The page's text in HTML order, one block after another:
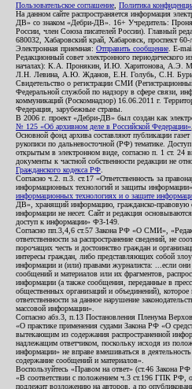
Пользовательское соглашение Политика
На данном сайте распространяется информация
ДВ» со знаком «Дебри-ДВ». 16+ Учредитель:
России, член Союза писателей России). Главный
680032, Хабаровский край, Хабаровск, проспект
Электронная приемная: Отправить сообщение . E-
Редакционный совет электронного
началах): К.А. Пронякин, И.Ю. Харитонова,
Л.Н. Левина, А.Ю. Жданов, Е.Н. Голубь, С.Н.
Свидетельство о регистрации СМИ
Федеральной службой по надзору в сфере связи,
коммуникаций (Роскомнадзор) 16.06.2011 г.
Федерация, зарубежные страны.
В 2006 г. проект «Дебри-ДВ» был создан как
№ 125 «Об архивном деле в Российской Федерации»
Основной фонд архива составляют публикации
рукописи по дальневосточной (РФ) тематике.
открытым в электронном виде, согласно п. 1 ст. 24
документы к частной собственности редакции не
Гражданского кодекса РФ
Согласно ч.2. п.3. ст.17 «Ответственность за
информационных технологий и защиты информации»
информационных технологиях и о защите
ДВ», хранящий информацию, гражданско-правовую
информации не несет. Сайт и редакция
доступ к информации» ФЗ-149.
Согласно пп.3,4,6 ст.57 Закона РФ «О СМИ»,
ответственности за распространение сведений, не
порочащих честь и достоинство граждан и
интересы граждан, либо представляющих собой
информации и (или) правами журналиста: ...если
сообщений и материалов или их фрагментов,
информации (а также сообщения, переданные в
общественных организаций и объединений),
ответственности за данное нарушение
массовой информации».
Согласно абз.3, п.13 Постановления Пленума
«О практике применения судами Закона РФ «О
вытекающим из содержания распространенной
надлежащим ответчиком, поскольку исходя из
информации» не вправе вмешиваться в
содержание сообщений и материалов».
Воспользуйтесь «Правом на ответ» (ст.46 Закона
«В соответствии с положением ч.3 ст.196 ГПК РФ,
подлежит возложению на авторов, а по